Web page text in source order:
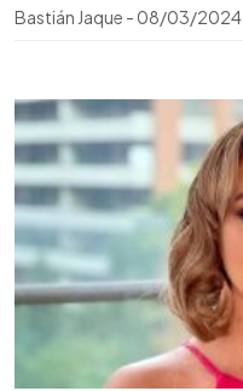
Bastián Jaque - 08/03/2024